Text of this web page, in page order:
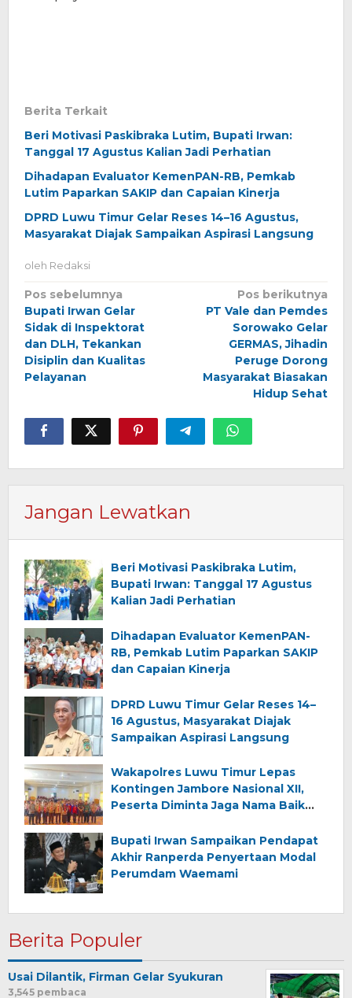
Berita Terkait
Beri Motivasi Paskibraka Lutim, Bupati Irwan:
Tanggal 17 Agustus Kalian Jadi Perhatian
Dihadapan Evaluator KemenPAN-RB, Pemkab
Lutim Paparkan SAKIP dan Capaian Kinerja
DPRD Luwu Timur Gelar Reses 14–16 Agustus,
Masyarakat Diajak Sampaikan Aspirasi Langsung
oleh Redaksi
Navigasi
pos
Pos sebelumnya
Bupati Irwan Gelar
Sidak di Inspektorat
dan DLH, Tekankan
Disiplin dan Kualitas
Pelayanan
Pos berikutnya
PT Vale dan Pemdes
Sorowako Gelar
GERMAS, Jihadin
Peruge Dorong
Masyarakat Biasakan
Hidup Sehat
Jangan Lewatkan
Beri Motivasi Paskibraka Lutim,
Bupati Irwan: Tanggal 17 Agustus
Kalian Jadi Perhatian
Dihadapan Evaluator KemenPAN-
RB, Pemkab Lutim Paparkan SAKIP
dan Capaian Kinerja
DPRD Luwu Timur Gelar Reses 14–
16 Agustus, Masyarakat Diajak
Sampaikan Aspirasi Langsung
Wakapolres Luwu Timur Lepas
Kontingen Jambore Nasional XII,
Peserta Diminta Jaga Nama Baik
Bupati Irwan Sampaikan Pendapat
Akhir Ranperda Penyertaan Modal
Perumdam Waemami
Berita Populer
Usai Dilantik, Firman Gelar Syukuran
3,545 pembaca